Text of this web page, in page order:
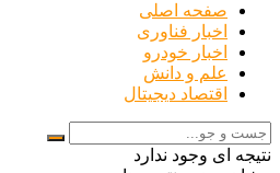
صفحه اصلی
اخبار فناوری
اخبار خودرو
علم و دانش
اقتصاد دیجیتال
نتیجه ای وجود ندارد